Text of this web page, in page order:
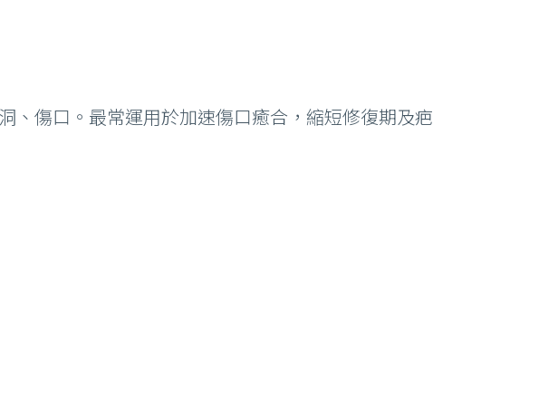
、傷口。最常運用於加速傷口癒合，縮短修復期及疤